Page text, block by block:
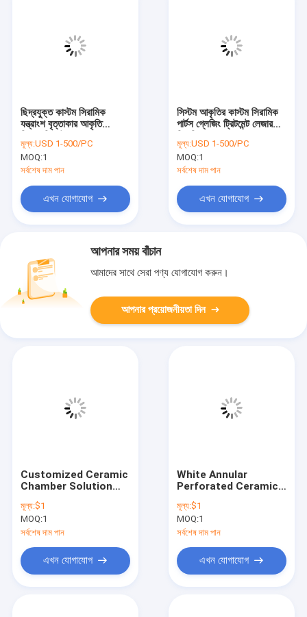
ছিদ্রযুক্ত কাস্টম সিরামিক
যন্ত্রাংশ বৃত্তাকার আকৃতি
মূল্য:USD 1-500/PC
MOQ:1
সর্বশেষ দাম পান
এখন যোগাযোগ
সিস্টম আকৃতির কাস্টম সিরামিক
পার্টস গ্লেজিং ট্রিটমেন্ট লেজার
মূল্য:USD 1-500/PC
MOQ:1
সর্বশেষ দাম পান
এখন যোগাযোগ
আপনার সময় বাঁচান
আমাদের সাথে সেরা পণ্য যোগাযোগ করুন।
আপনার প্রয়োজনীয়তা দিন
Customized Ceramic
Chamber Solution
মূল্য:$1
MOQ:1
সর্বশেষ দাম পান
এখন যোগাযোগ
White Annular
Perforated Ceramic
for Industrial
মূল্য:$1
MOQ:1
সর্বশেষ দাম পান
এখন যোগাযোগ